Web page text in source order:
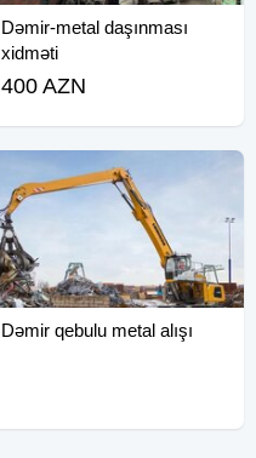
Dəmir-metal daşınması
xidməti
400 AZN
Dəmir qebulu metal alışı